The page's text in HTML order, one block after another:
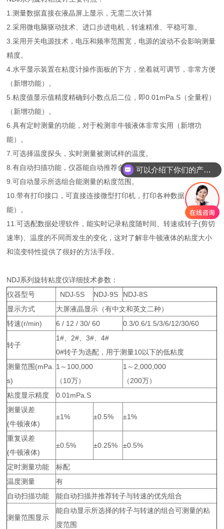
1.测量数据直接在液晶屏上显示，无需二次计算
2.采用微电脑驱动技术、进口步进电机，转速精准、平稳可靠。
3.采用开关电源技术，电压和频率范围宽，电源的波动不会影响测量
精度。
4.水平显示装置在粘度计操作面板的下方，坐着就可调节，非常方便
（新增功能）。
5.粘度值显示值精度精确到小数点后二位，即0.01mPa.S（全量程）
（新增功能）。
6.具有定时测量的功能，对于检测非牛顿液体非常实用（新增功
能）。
7.可选择温度探头，实时测量被测试样的温度。
8.有自动扫描功能，仪器能自动推荐合适的转子与转速的优先组合。
9.可自动显示所选组合能测量的粘度范围。
10.带有打印接口，可直接连接微型打印机，打印各种数据（新增功
能）。
11.可选配数据处理软件，能实时记录粘度随时间、转速或转子(剪切
速率)、温度的不同而发生的变化，这对了解非牛顿液体的粘度大小
和流变特性提供了很好的方法手段。
NDJ系列旋转粘度仪详细技术参数：
仪器型号
NDJ-5S NDJ-9S
NDJ-8S
显示方式
大屏液晶显示（有中文和英文二种）
转速(r/min)
6 / 12 / 30/ 60 0.3/0.6/1.5/3/6/12/30/60
转子
1#、2#、3#、4#
0#转子为选配，用于测量10以下的低粘度
测量范围(mPa.
s)
1～100,000
（10万）
1～2,000,000
（200万）
粘度显示精度
0.01mPa.S
测量误差
(牛顿液体)
±1% ±0.5% ±1%
重复误差
(牛顿液体)
±0.5% ±0.25% ±0.5%
定时测量功能
标配
温度测量
有
自动扫描功能
能自动扫描并推荐转子与转速的优先组合
测量范围显示
能自动显示所选择的转子与转速的组合可测量的粘
度范围
可以介绍下你们的产品么？